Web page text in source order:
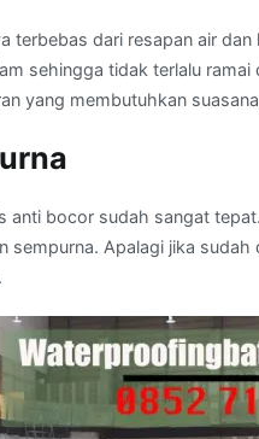
terbebas dari resapan air
sehingga tidak terlalu ramai
yang membutuhkan
anti bocor sudah sangat
sempurna. Apalagi jika